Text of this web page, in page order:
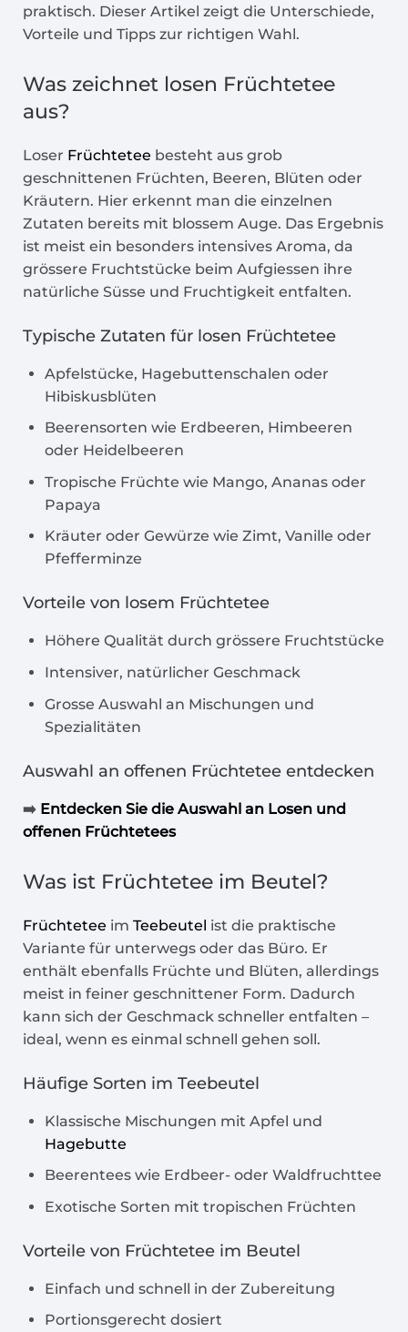
praktisch. Dieser Artikel zeigt die Unterschiede,
Vorteile und Tipps zur richtigen Wahl.
Was zeichnet losen Früchtetee
aus?
Loser Früchtetee besteht aus grob
geschnittenen Früchten, Beeren, Blüten oder
Kräutern. Hier erkennt man die einzelnen
Zutaten bereits mit blossem Auge. Das Ergebnis
ist meist ein besonders intensives Aroma, da
grössere Fruchtstücke beim Aufgiessen ihre
natürliche Süsse und Fruchtigkeit entfalten.
Typische Zutaten für losen Früchtetee
Apfelstücke, Hagebuttenschalen oder
Hibiskusblüten
Beerensorten wie Erdbeeren, Himbeeren
oder Heidelbeeren
Tropische Früchte wie Mango, Ananas oder
Papaya
Kräuter oder Gewürze wie Zimt, Vanille oder
Pfefferminze
Vorteile von losem Früchtetee
Höhere Qualität durch grössere Fruchtstücke
Intensiver, natürlicher Geschmack
Grosse Auswahl an Mischungen und
Spezialitäten
Auswahl an offenen Früchtetee entdecken
➡️ Entdecken Sie die Auswahl an Losen und
offenen Früchtetees
Was ist Früchtetee im Beutel?
Früchtetee im Teebeutel ist die praktische
Variante für unterwegs oder das Büro. Er
enthält ebenfalls Früchte und Blüten, allerdings
meist in feiner geschnittener Form. Dadurch
kann sich der Geschmack schneller entfalten –
ideal, wenn es einmal schnell gehen soll.
Häufige Sorten im Teebeutel
Klassische Mischungen mit Apfel und
Hagebutte
Beerentees wie Erdbeer- oder Waldfruchttee
Exotische Sorten mit tropischen Früchten
Vorteile von Früchtetee im Beutel
Einfach und schnell in der Zubereitung
Portionsgerecht dosiert